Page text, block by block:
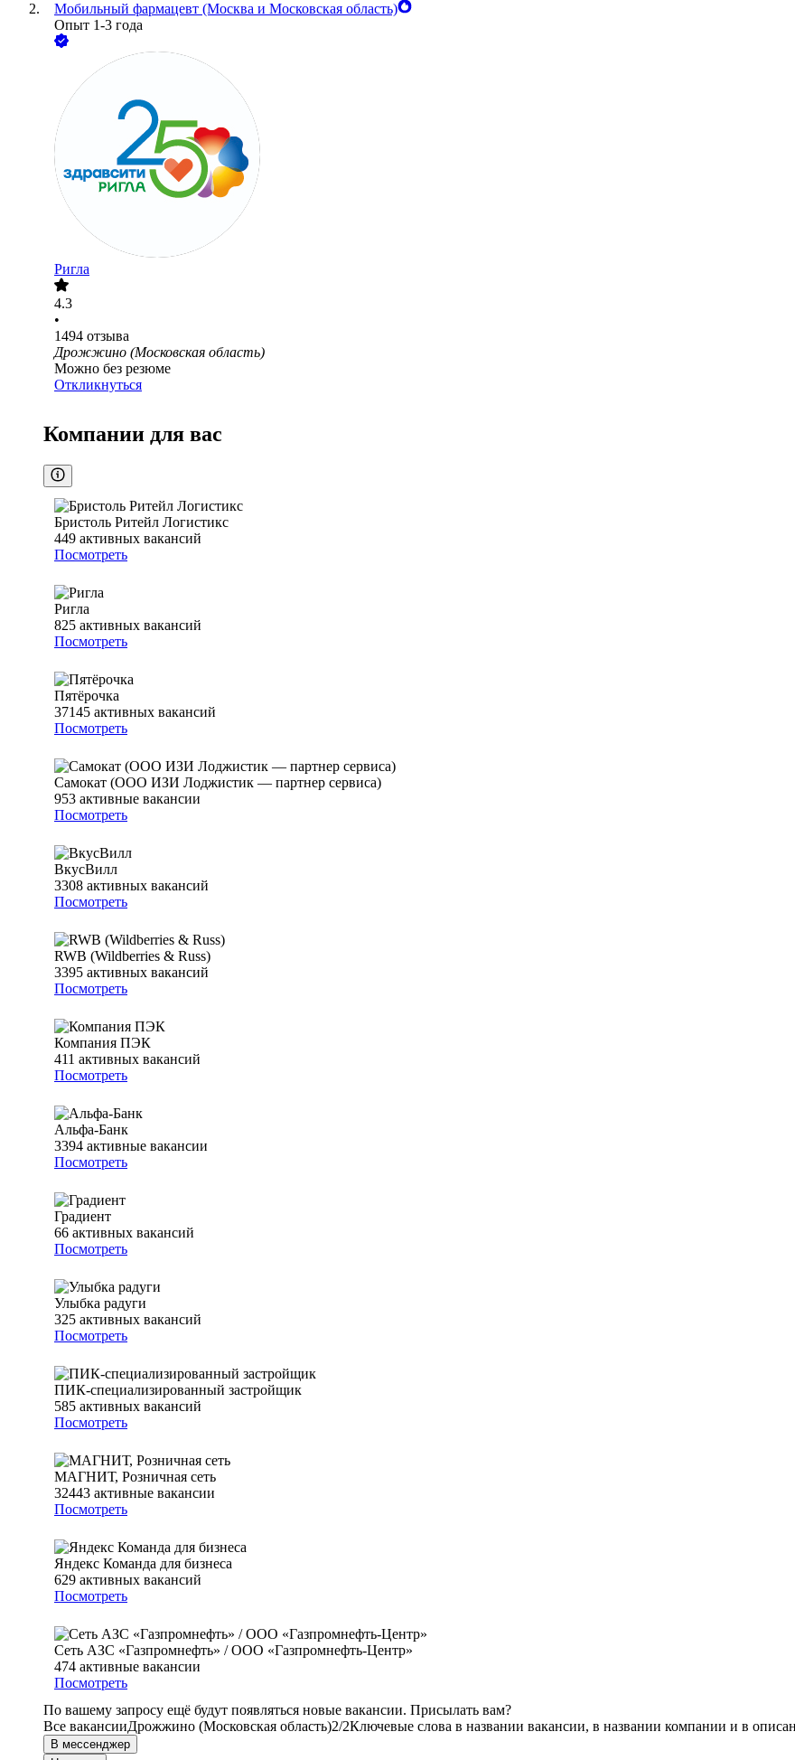
Мобильный фармацевт (Москва и Московская область)
Опыт 1-3 года
Ригла
4.3
•
1494 отзыва
Дрожжино (Московская область)
Можно без резюме
Откликнуться
Компании для вас
Бристоль Ритейл Логистикс
449 активных вакансий
Посмотреть
Ригла
825 активных вакансий
Посмотреть
Пятёрочка
37145 активных вакансий
Посмотреть
Самокат (ООО ИЗИ Лоджистик — партнер сервиса)
953 активные вакансии
Посмотреть
ВкусВилл
3308 активных вакансий
Посмотреть
RWB (Wildberries & Russ)
3395 активных вакансий
Посмотреть
Компания ПЭК
411 активных вакансий
Посмотреть
Альфа-Банк
3394 активные вакансии
Посмотреть
Градиент
66 активных вакансий
Посмотреть
Улыбка радуги
325 активных вакансий
Посмотреть
ПИК-специализированный застройщик
585 активных вакансий
Посмотреть
МАГНИТ, Розничная сеть
32443 активные вакансии
Посмотреть
Яндекс Команда для бизнеса
629 активных вакансий
Посмотреть
Сеть АЗС «Газпромнефть» / ООО «Газпромнефть-Центр»
474 активные вакансии
Посмотреть
По вашему запросу ещё будут появляться новые вакансии. Присылать вам?
Все вакансииДрожжино (Московская область)2/2Ключевые слова в названии вакансии, в названии компании и в
В мессенджер